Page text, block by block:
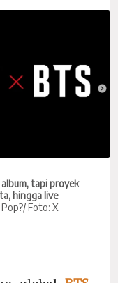
album, tapi proyek
hingga live
Foto: X